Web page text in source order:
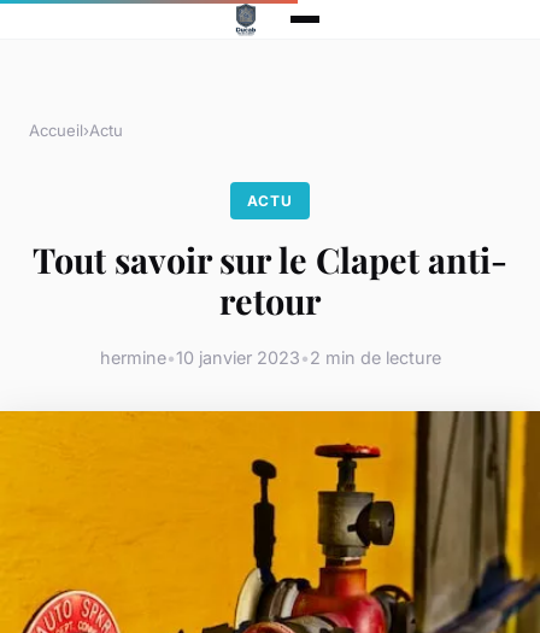
Accueil›Actu
ACTU
Tout savoir sur le Clapet anti-
retour
hermine•10 janvier 2023•2 min de lecture